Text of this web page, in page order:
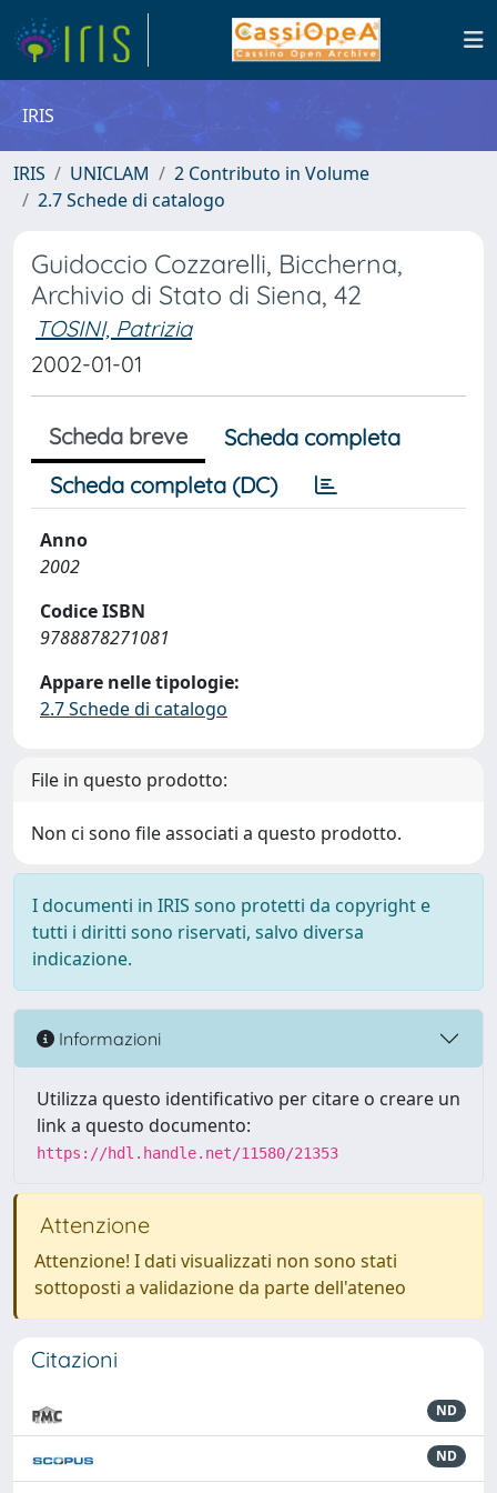
IRIS
IRIS UNICLAM
2 Contributo in Volume
2.7 Schede di catalogo
Guidoccio Cozzarelli, Biccherna,
Archivio di Stato di Siena, 42
TOSINI, Patrizia
2002-01-01
Scheda breve
Scheda completa
Scheda completa (DC)
Anno
2002
Codice ISBN
9788878271081
Appare nelle tipologie:
2.7 Schede di catalogo
File in questo prodotto:
Non ci sono file associati a questo prodotto.
I documenti in IRIS sono protetti da copyright e
tutti i diritti sono riservati, salvo diversa
indicazione.
Informazioni
Utilizza questo identificativo per citare o creare un
link a questo documento:
https://hdl.handle.net/11580/21353
Attenzione
Attenzione! I dati visualizzati non sono stati
sottoposti a validazione da parte dell'ateneo
Citazioni
ND
ND